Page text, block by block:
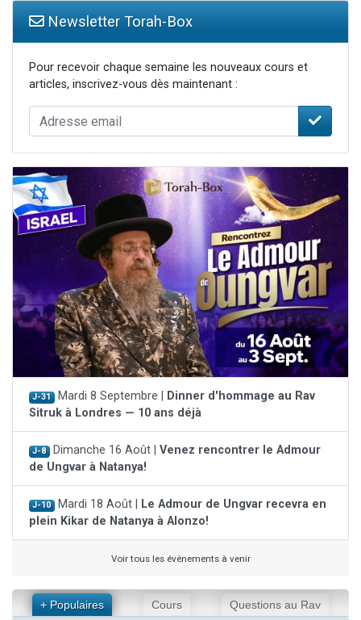
Newsletter Torah-Box
Pour recevoir chaque semaine les nouveaux cours et
articles, inscrivez-vous dès maintenant :
J-31 Mardi 8 Septembre |
Dinner d'hommage au Rav
Sitruk à Londres — 10 ans déjà
J-8 Dimanche 16 Août | Venez rencontrer le Admour
de Ungvar à Natanya!
J-10 Mardi 18 Août |
Le Admour de Ungvar recevra en
plein Kikar de Natanya à Alonzo!
Voir tous les événements à venir
+ Populaires Cours Questions au Rav